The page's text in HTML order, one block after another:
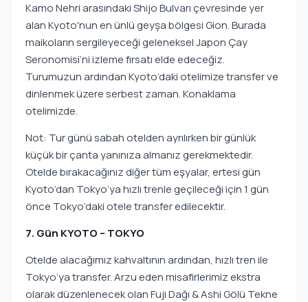
Kamo Nehri arasındaki Shijo Bulvarı çevresinde yer
alan Kyoto'nun en ünlü geyşa bölgesi Gion. Burada
maikoların sergileyeceği geleneksel Japon Çay
Seronomisi’ni izleme fırsatı elde edeceğiz.
Turumuzun ardından Kyoto’daki otelimize transfer ve
dinlenmek üzere serbest zaman. Konaklama
otelimizde.
Not: Tur günü sabah otelden ayrılırken bir günlük
küçük bir çanta yanınıza almanız gerekmektedir.
Otelde bırakacağınız diğer tüm eşyalar, ertesi gün
Kyoto’dan Tokyo’ya hızlı trenle geçileceği için 1 gün
önce Tokyo’daki otele transfer edilecektir.
7. Gün KYOTO – TOKYO
Otelde alacağımız kahvaltının ardından, hızlı tren ile
Tokyo’ya transfer. Arzu eden misafirlerimiz ekstra
olarak düzenlenecek olan Fuji Dağı & Ashi Gölü Tekne